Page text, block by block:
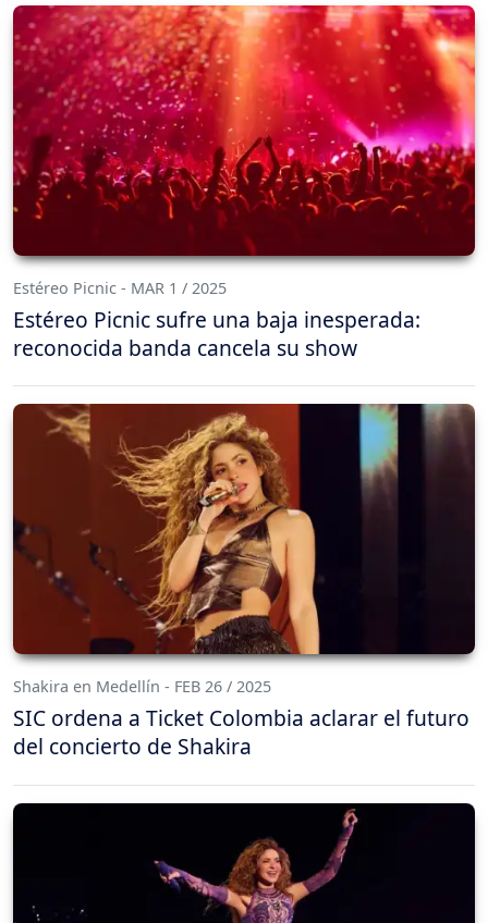
Estéreo Picnic - MAR 1 / 2025
Estéreo Picnic sufre una baja inesperada:
reconocida banda cancela su show
Shakira en Medellín - FEB 26 / 2025
SIC ordena a Ticket Colombia aclarar el futuro
del concierto de Shakira